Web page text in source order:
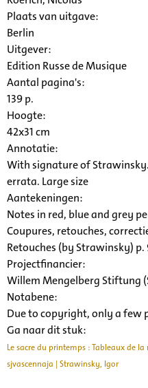
Plaats van uitgave:
Berlin
Uitgever:
Edition Russe de Musique
Aantal pagina's:
139 p.
Hoogte:
42x31 cm
Annotatie:
With signature of
errata. Large size
Aantekeningen:
Notes in red, blue and grey
Coupures, retouches,
Retouches (by Strawinsky) p.
Projectfinancier:
Willem Mengelberg Stiftung
Notabene:
Due to copyright, only a few
Ga naar dit stuk:
Le sacre du printemps : Tableaux de
sjvascennaja | Strawinsky, Igor